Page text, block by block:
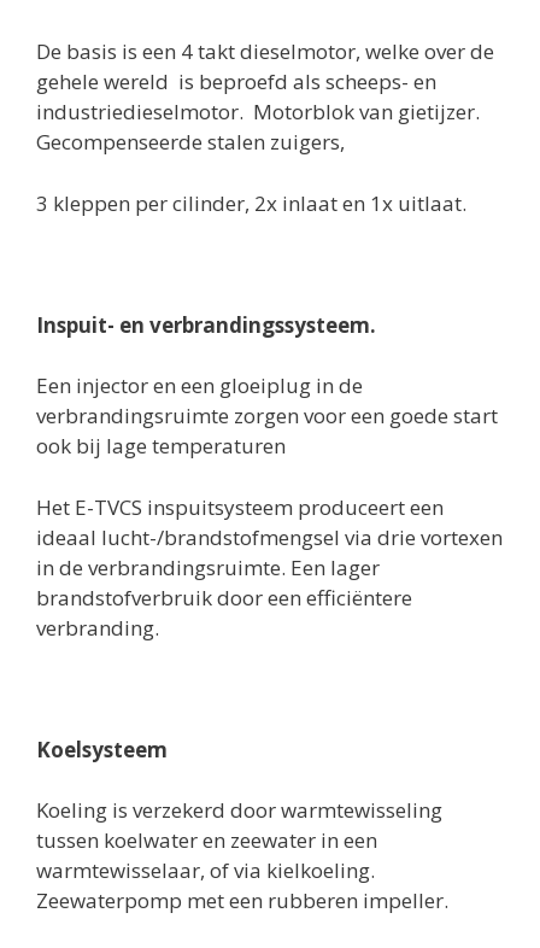
De basis is een 4 takt dieselmotor, welke over de
gehele wereld is beproefd als scheeps- en
industriedieselmotor. Motorblok van gietijzer.
Gecompenseerde stalen zuigers,
3 kleppen per cilinder, 2x inlaat en 1x uitlaat.
Inspuit- en verbrandingssysteem.
Een injector en een gloeiplug in de
verbrandingsruimte zorgen voor een goede start
ook bij lage temperaturen
Het E-TVCS inspuitsysteem produceert een
ideaal lucht-/brandstofmengsel via drie vortexen
in de verbrandingsruimte. Een lager
brandstofverbruik door een efficiëntere
verbranding.
Koelsysteem
Koeling is verzekerd door warmtewisseling
tussen koelwater en zeewater in een
warmtewisselaar, of via kielkoeling.
Zeewaterpomp met een rubberen impeller.